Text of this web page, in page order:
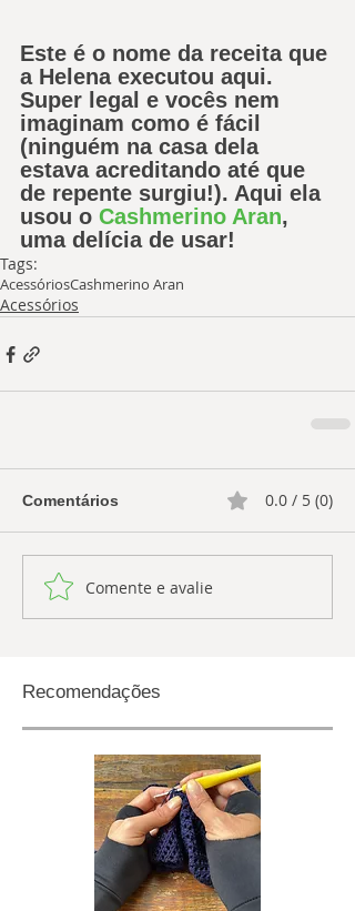
Este é o nome da receita que
a Helena executou aqui.
Super legal e vocês nem
imaginam como é fácil
(ninguém na casa dela
estava acreditando até que
de repente surgiu!). Aqui ela
usou o Cashmerino Aran,
uma delícia de usar!
Tags:
AcessóriosCashmerino Aran
Acessórios
Comentários 0.0 / 5 (0)
Comente e avalie
Recomendações